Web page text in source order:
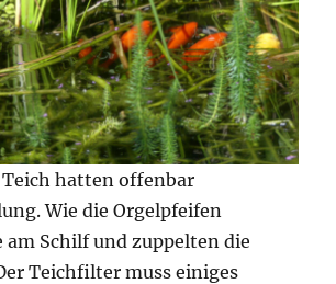
Teich hatten offenbar
Wie die Orgelpfeifen
am Schilf und zuppelten die
Teichfilter muss einiges